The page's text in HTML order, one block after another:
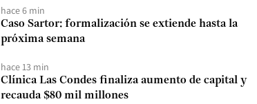
hace 6 min
Caso Sartor: formalización se extiende hasta la
próxima semana
hace 13 min
Clínica Las Condes finaliza aumento de capital y
recauda $80 mil millones